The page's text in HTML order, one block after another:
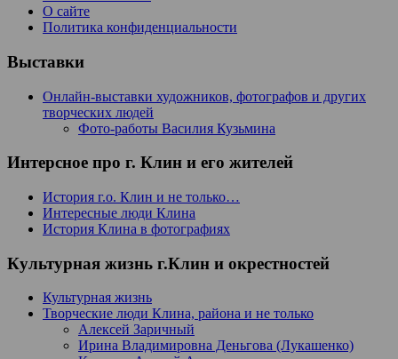
О сайте
Политика конфиденциальности
Выставки
Онлайн-выставки художников, фотографов и других
творческих людей
Фото-работы Василия Кузьмина
Интерсное про г. Клин и его жителей
История г.о. Клин и не только…
Интересные люди Клина
История Клина в фотографиях
Культурная жизнь г.Клин и окрестностей
Культурная жизнь
Творческие люди Клина, района и не только
Алексей Заричный
Ирина Владимировна Деньгова (Лукашенко)